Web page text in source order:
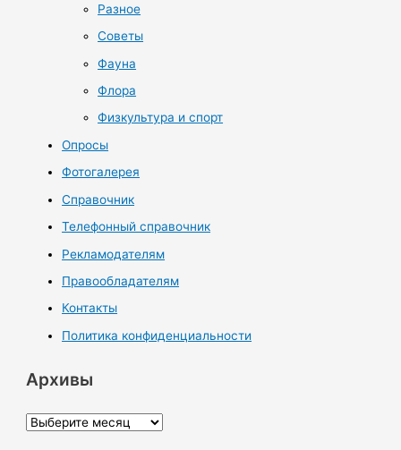
Разное
Советы
Фауна
Флора
Физкультура и спорт
Опросы
Фотогалерея
Справочник
Телефонный справочник
Рекламодателям
Правообладателям
Контакты
Политика конфиденциальности
Архивы
А